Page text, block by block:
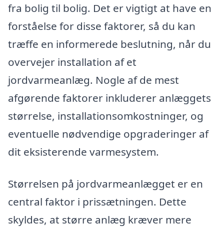
fra bolig til bolig. Det er vigtigt at have en
forståelse for disse faktorer, så du kan
træffe en informerede beslutning, når du
overvejer installation af et
jordvarmeanlæg. Nogle af de mest
afgørende faktorer inkluderer anlæggets
størrelse, installationsomkostninger, og
eventuelle nødvendige opgraderinger af
dit eksisterende varmesystem.
Størrelsen på jordvarmeanlægget er en
central faktor i prissætningen. Dette
skyldes, at større anlæg kræver mere